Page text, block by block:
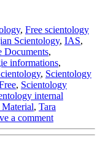
, Free scientology
Scientology, IAS,
Documents,
informations,
, Scientology
, Scientology
internal
, Tara
a comment